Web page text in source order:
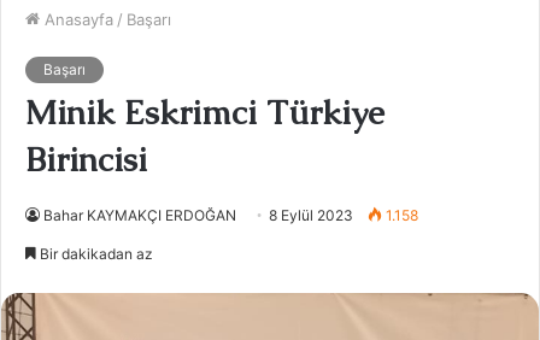
Anasayfa / Başarı
Başarı
Minik Eskrimci Türkiye
Birincisi
Bahar KAYMAKÇI ERDOĞAN 8 Eylül 2023 1.158
Bir dakikadan az